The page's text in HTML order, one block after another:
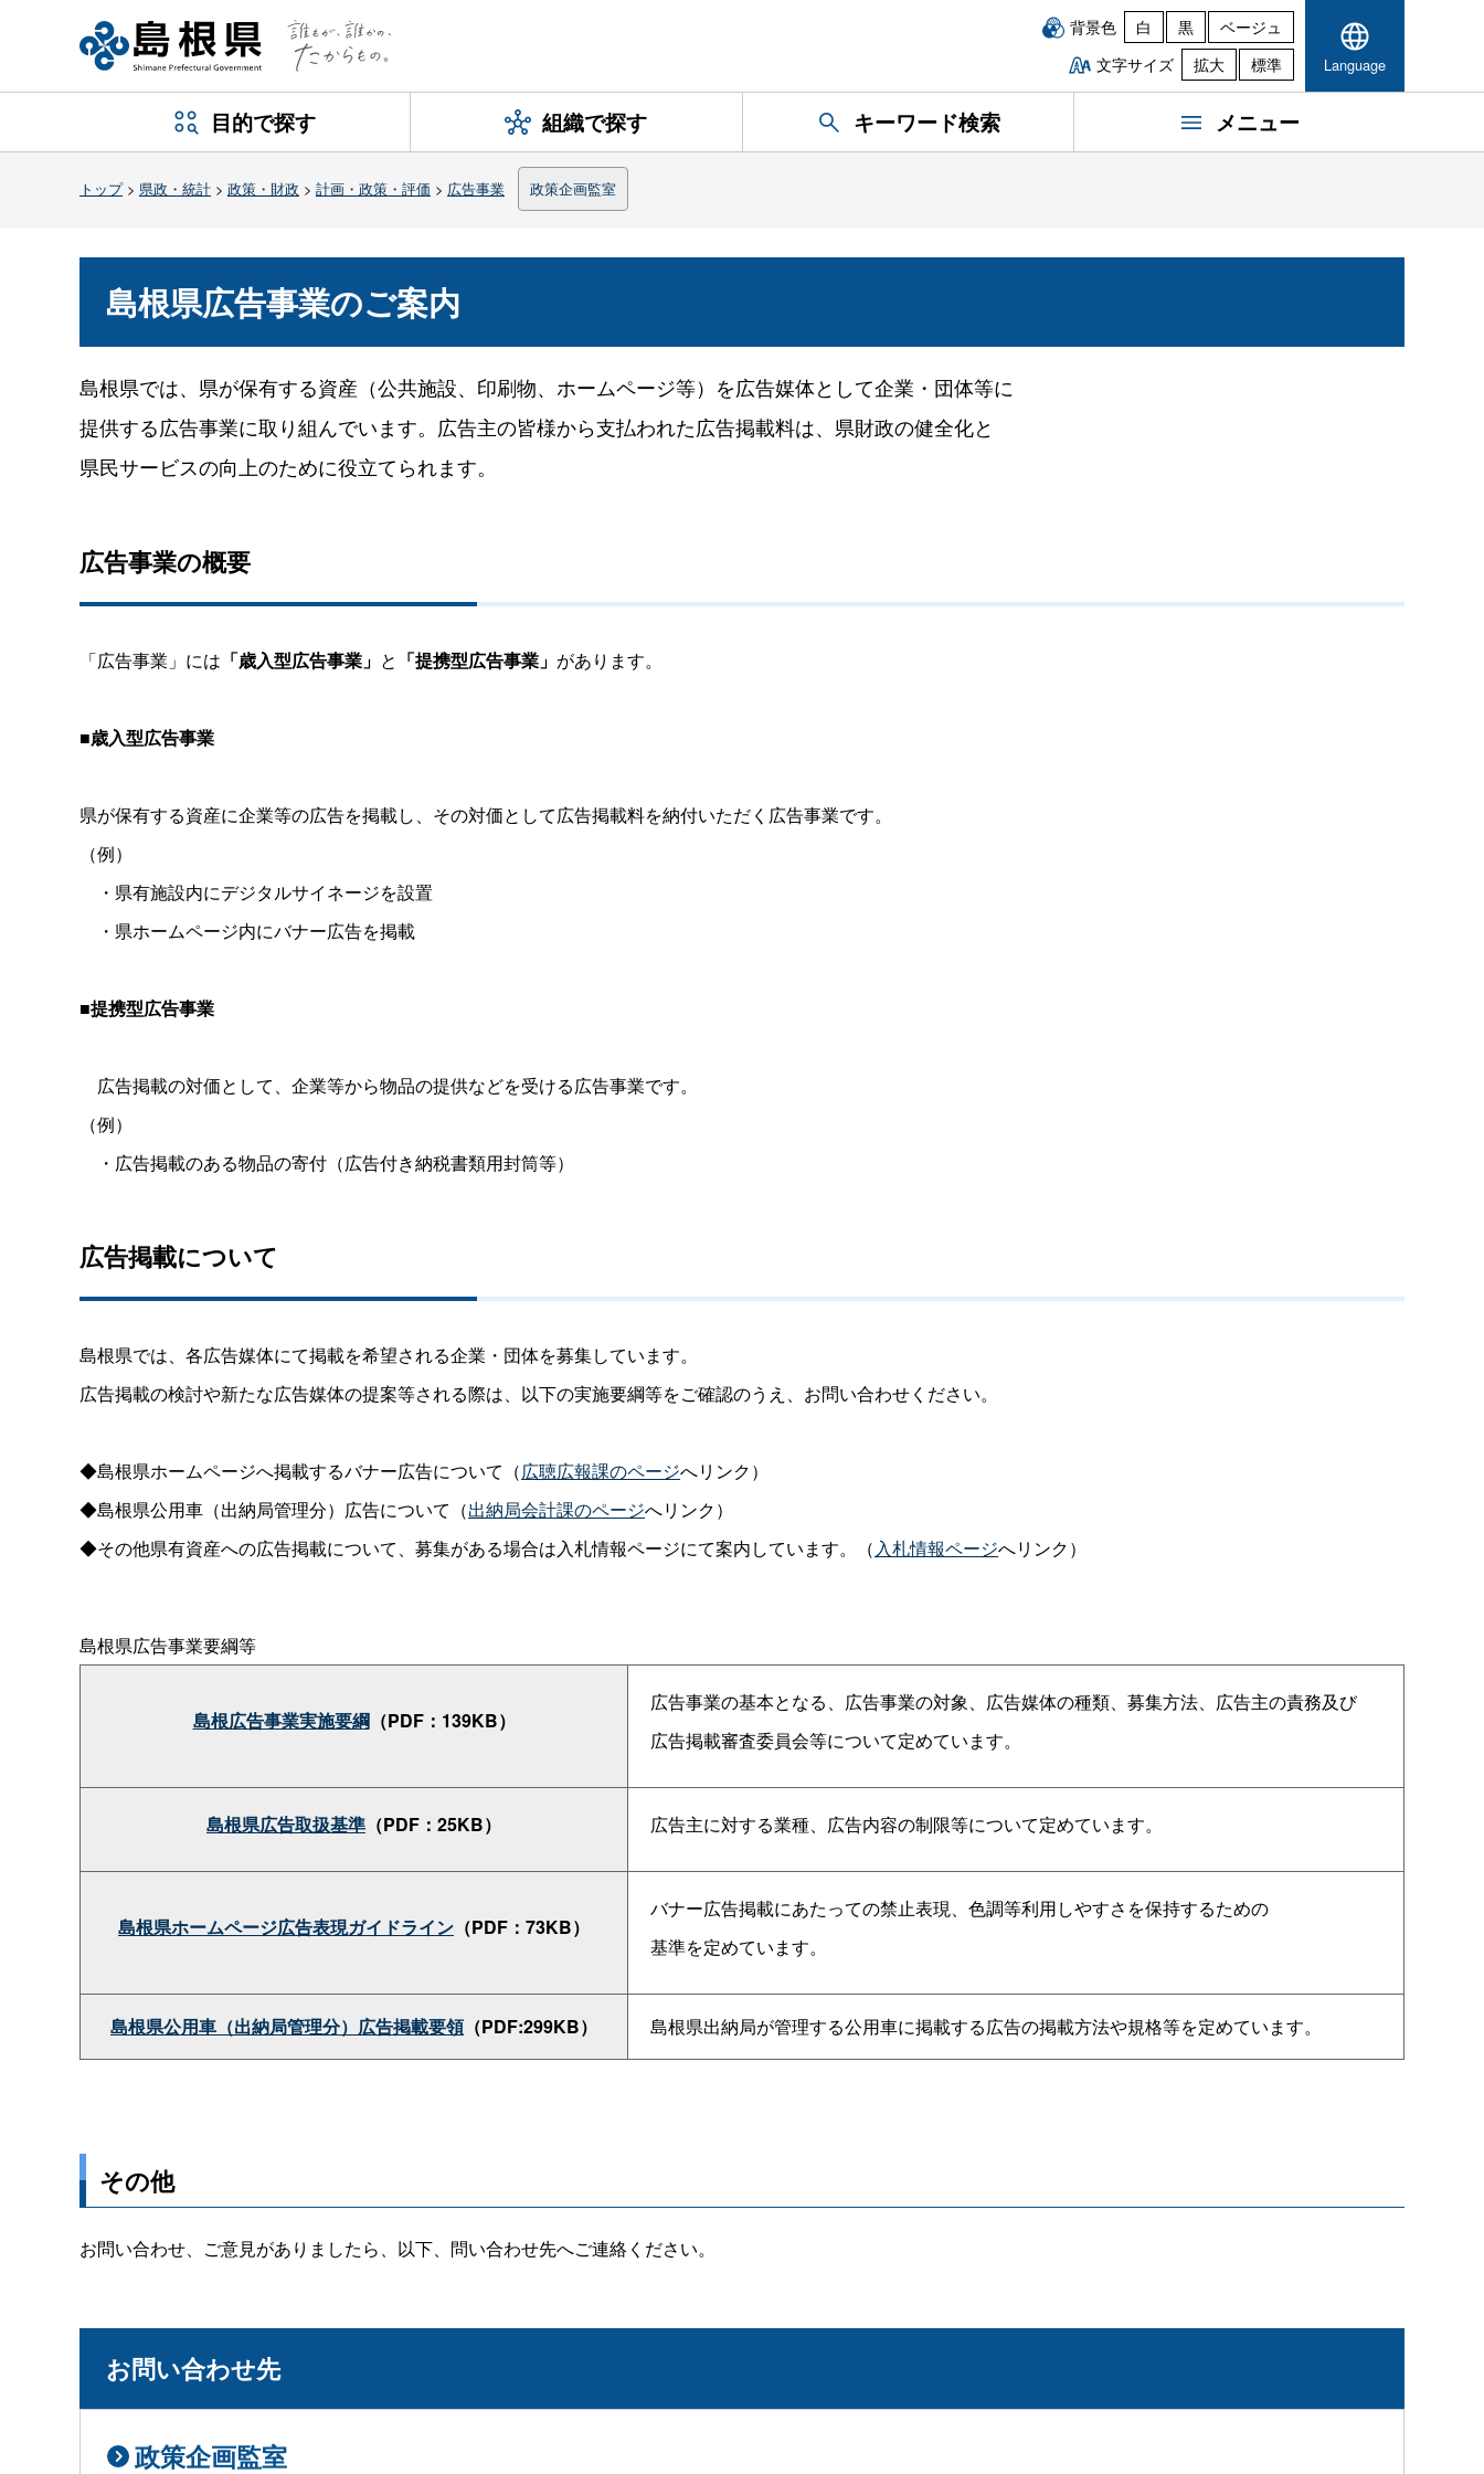
背景色 白 黒
ベージュ
文字サイズ
拡大 標準 Language
目的で探す 組織で探す キーワード検索 メニュー
トップ> 県政・統計 > 政策・財政 > 計画・政策・評価 > 広告事業 政策企画監室
島根県広告事業のご案内
島根県では、県が保有する資産（公共施設、印刷物、ホームページ等）を広告媒体として企業・団体等に
提供する広告事業に取り組んでいます。広告主の皆様から支払われた広告掲載料は、県財政の健全化と
県民サービスの向上のために役立てられます。
広告事業の概要
「広告事業」には 「歳入型広告事業」 と 「提携型広告事業」 があります。
■歳入型広告事業
県が保有する資産に企業等の広告を掲載し、その対価として広告掲載料を納付いただく広告事業です。
（例）
・県有施設内にデジタルサイネージを設置
・県ホームページ内にバナー広告を掲載
■提携型広告事業
広告掲載の対価として、企業等から物品の提供などを受ける広告事業です。
（例）
・広告掲載のある物品の寄付（広告付き納税書類用封筒等）
広告掲載について
島根県では、各広告媒体にて掲載を希望される企業・団体を募集しています。
広告掲載の検討や新たな広告媒体の提案等される際は、以下の実施要綱等をご確認のうえ、お問い合わせください。
◆島根県ホームページへ掲載するバナー広告について（広聴広報課のページへリンク）
◆島根県公用車（出納局管理分）広告について（出納局会計課のページへリンク）
◆その他県有資産への広告掲載について、募集がある場合は入札情報ページにて案内しています。（入札情報ページへリンク）
島根県広告事業要綱等
島根広告事業実施要綱（PDF：139KB）
広告事業の基本となる、広告事業の対象、広告媒体の種類、募集方法、広告主の責務及び
広告掲載審査委員会等について定めています。
島根県広告取扱基準 （PDF：25KB） 広告主に対する業種、広告内容の制限等について定めています。
島根県ホームページ広告表現ガイドライン （PDF：73KB）
バナー広告掲載にあたっての禁止表現、色調等利用しやすさを保持するための
基準を定めています。
島根県公用車（出納局管理分）広告掲載要領（PDF:299KB） 島根県出納局が管理する公用車に掲載する広告の掲載方法や規格等を定めています。
その他
お問い合わせ、ご意見がありましたら、以下、問い合わせ先へご連絡ください。
お問い合わせ先
政策企画監室